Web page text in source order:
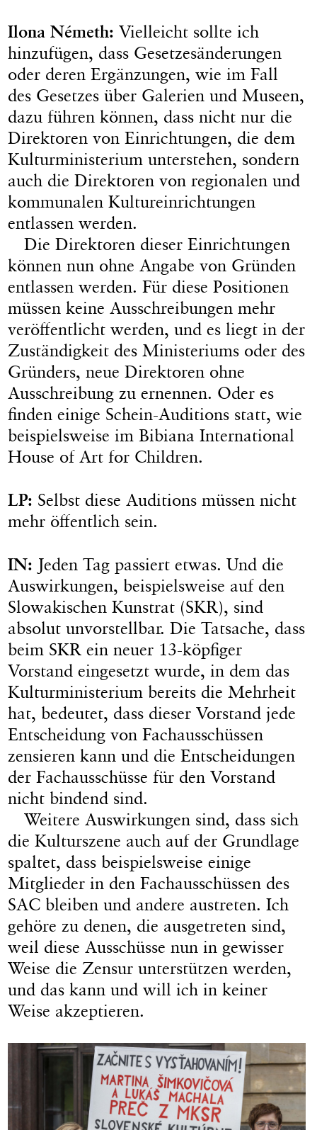
Ilona Németh:Vielleicht sollte ich
hinzufügen, dass Gesetzesänderungen
oder deren Ergänzungen, wie im Fall
des Gesetzes über Galerien und Museen,
dazu führen können, dass nicht nur die
Direktoren von Einrichtungen, die dem
Kulturministerium unterstehen, sondern
auch die Direktoren von regionalen und
kommunalen Kultureinrichtungen
entlassen werden.
Die Direktoren dieser Einrichtungen
können nun ohne Angabe von Gründen
entlassen werden. Für diese Positionen
müssen keine Ausschreibungen mehr
veröffentlicht werden, und es liegt in der
Zuständigkeit des Ministeriums oder des
Gründers, neue Direktoren ohne
Ausschreibung zu ernennen. Oder es
finden einige Schein-Auditions statt, wie
beispielsweise im Bibiana International
House of Art for Children.
LP: Selbst diese Auditions müssen nicht
mehr öffentlich sein.
IN: Jeden Tag passiert etwas. Und die
Auswirkungen, beispielsweise auf den
Slowakischen Kunstrat (SKR), sind
absolut unvorstellbar. Die Tatsache, dass
beim SKR ein neuer 13-köpfiger
Vorstand eingesetzt wurde, in dem das
Kulturministerium bereits die Mehrheit
hat, bedeutet, dass dieser Vorstand jede
Entscheidung von Fachausschüssen
zensieren kann und die Entscheidungen
der Fachausschüsse für den Vorstand
nicht bindend sind.
Weitere Auswirkungen sind, dass sich
die Kulturszene auch auf der Grundlage
spaltet, dass beispielsweise einige
Mitglieder in den Fachausschüssen des
SAC bleiben und andere austreten. Ich
gehöre zu denen, die ausgetreten sind,
weil diese Ausschüsse nun in gewisser
Weise die Zensur unterstützen werden,
und das kann und will ich in keiner
Weise akzeptieren.